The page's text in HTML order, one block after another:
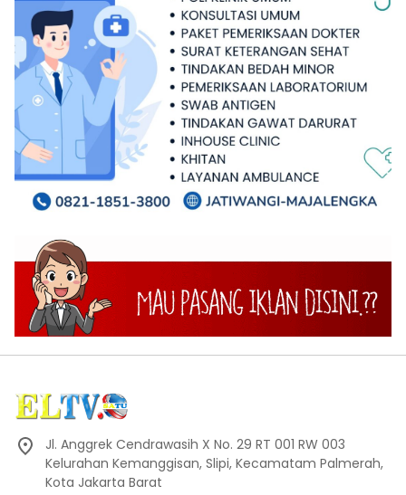
Jl. Anggrek Cendrawasih X No. 29 RT 001 RW 003
Kelurahan Kemanggisan, Slipi, Kecamatam Palmerah,
Kota Jakarta Barat